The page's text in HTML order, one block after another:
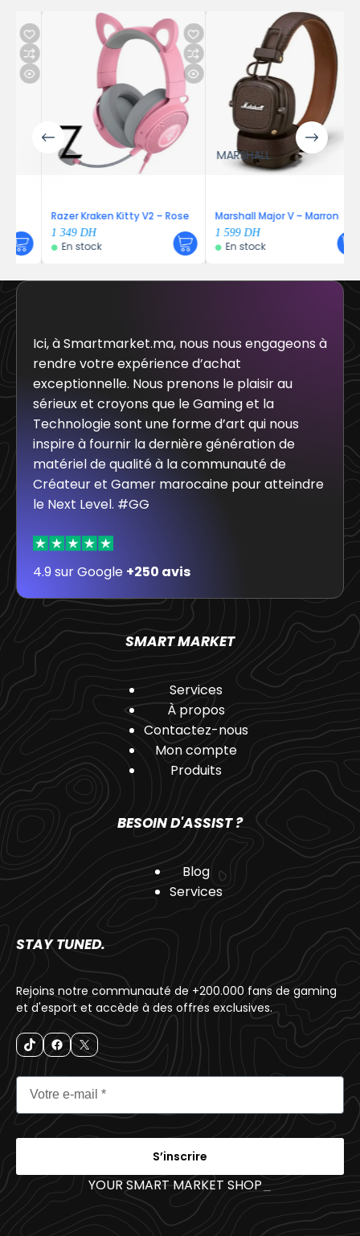
Razer Kraken Kitty V2 – Rose
1 349DH
En stock
MARSHALL
Marshall Major V – Marron
1 599DH
En stock
Ici, à Smartmarket.ma, nous nous engageons à
rendre votre expérience d’achat
exceptionnelle. Nous prenons le plaisir au
sérieux et croyons que le Gaming et la
Technologie sont une forme d’art qui nous
inspire à fournir la dernière génération de
matériel de qualité à la communauté de
Créateur et Gamer marocaine pour atteindre
le Next Level. #GG
4.9 sur Google +250 avis
SMART MARKET
Services
À propos
Contactez-nous
Mon compte
Produits
BESOIN D'ASSIST ?
Blog
Services
STAY TUNED.
Rejoins notre communauté de +200.000 fans de gaming
et d'esport et accède à des offres exclusives.
S’inscrire
YOUR SMART MARKET SHOP _